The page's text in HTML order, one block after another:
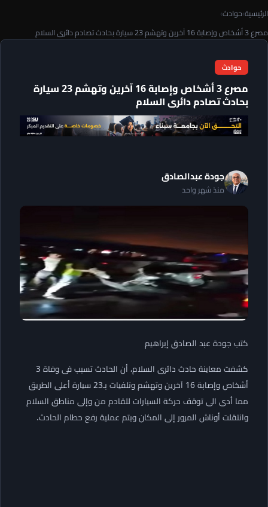
الرئيسية›حوادث›
مصرع 3 أشخاص وإصابة 16 آخرين وتهشم 23 سيارة بحادث تصادم دائرى السلام
حوادث
مصرع 3 أشخاص وإصابة 16 آخرين وتهشم 23 سيارة
بحادث تصادم دائرى السلام
جودة عبدالصادق
منذ شهر واحد
كتب جودة عبد الصادق إبراهيم
كشفت معاينة حادث دائرى السلام، أن الحادث تسبب فى وفاة 3
أشخاص وإصابة 16 آخرين وتهشم وتلفيات بـ23 سيارة أعلى الطريق
مما أدى الى توقف حركة السيارات للقادم من وإلى مناطق السلام
وانتقلت أوناش المرور إلى المكان ويتم عملية رفع حطام الحادث.